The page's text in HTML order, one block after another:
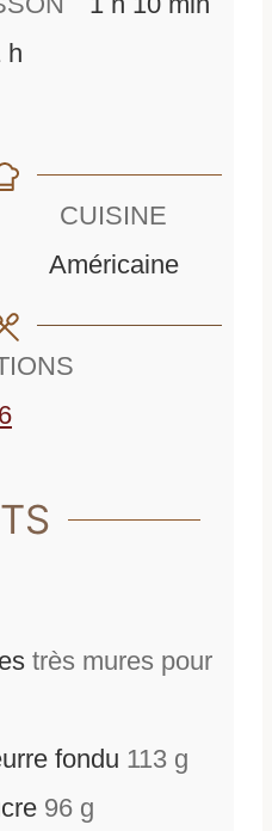
h
r
h
CUISINE
Américaine
6
très mures pour
fondu 113 g
96 g